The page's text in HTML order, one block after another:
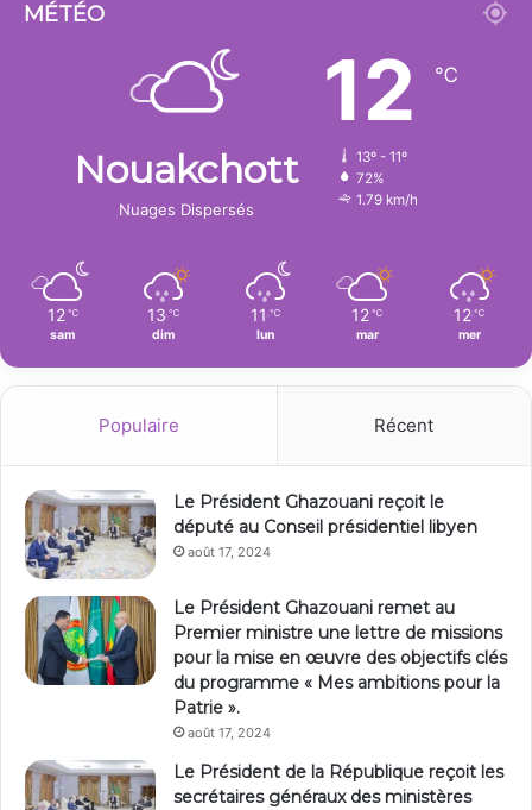
MÉTÉO
Nouakchott
Nuages Dispersés
12 ℃
13º - 11º
72%
1.79 km/h
12 ℃
sam
13 ℃
dim
11 ℃
lun
12 ℃
mar
12 ℃
mer
Populaire Récent
Le Président Ghazouani reçoit le
député au Conseil présidentiel libyen
août 17, 2024
Le Président Ghazouani remet au
Premier ministre une lettre de missions
pour la mise en œuvre des objectifs clés
du programme « Mes ambitions pour la
Patrie ».
août 17, 2024
Le Président de la République reçoit les
secrétaires généraux des ministères